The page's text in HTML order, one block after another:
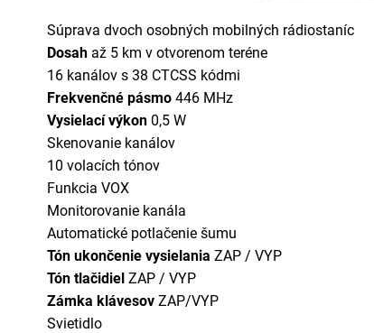
Súprava dvoch osobných mobilných rádiostaníc
Dosah až 5 km v otvorenom teréne
16 kanálov s 38 CTCSS kódmi
Frekvenčné pásmo 446 MHz
Vysielací výkon 0,5 W
Skenovanie kanálov
10 volacích tónov
Funkcia VOX
Monitorovanie kanála
Automatické potlačenie šumu
Tón ukončenie vysielania ZAP / VYP
Tón tlačidiel ZAP / VYP
Zámka klávesov ZAP/VYP
Svietidlo